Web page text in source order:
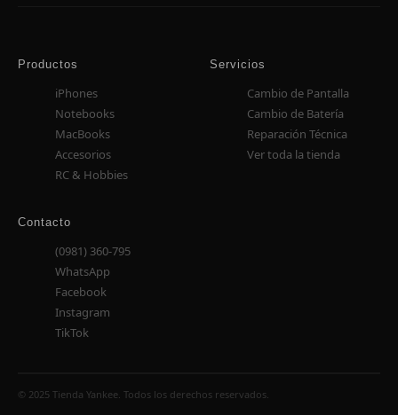
Productos
iPhones
Notebooks
MacBooks
Accesorios
RC & Hobbies
Servicios
Cambio de Pantalla
Cambio de Batería
Reparación Técnica
Ver toda la tienda
Contacto
(0981) 360-795
WhatsApp
Facebook
Instagram
TikTok
© 2025 Tienda Yankee. Todos los derechos reservados.